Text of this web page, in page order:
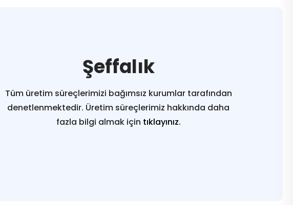
Şeffalık
Tüm üretim süreçlerimizi bağımsız kurumlar tarafından
denetlenmektedir. Üretim süreçlerimiz hakkında daha
fazla bilgi almak için tıklayınız.